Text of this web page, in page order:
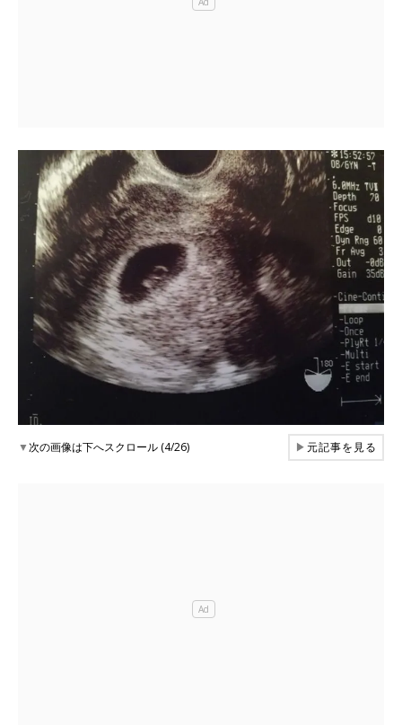
▼次の画像は下へスクロール (4/26) ▶元記事を見る